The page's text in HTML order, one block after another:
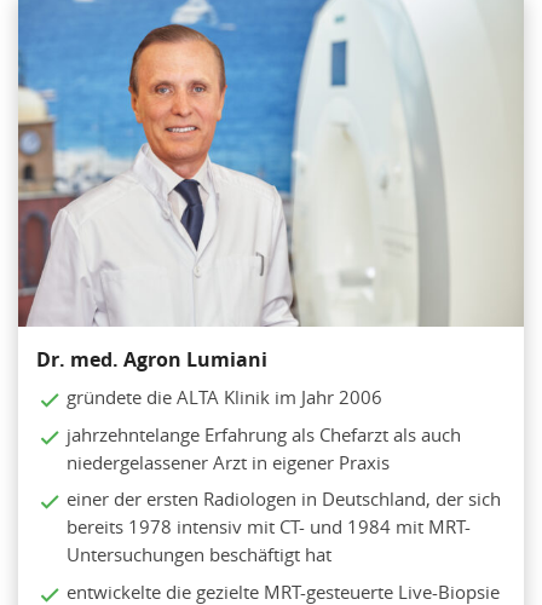
Dr. med. Agron Lumiani
gründete die ALTA Klinik im Jahr 2006
jahrzehntelange Erfahrung als Chefarzt als auch
niedergelassener Arzt in eigener Praxis
einer der ersten Radiologen in Deutschland, der sich
bereits 1978 intensiv mit CT- und 1984 mit MRT-
Untersuchungen beschäftigt hat
entwickelte die gezielte MRT-gesteuerte Live-Biopsie